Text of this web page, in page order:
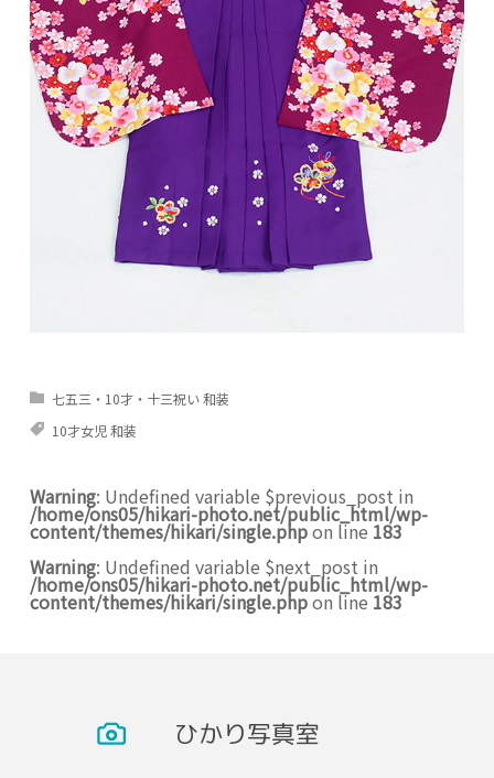
七五三・10才・十三祝い 和装
10才女児 和装
Warning: Undefined variable $previous_post in
/home/ons05/hikari-photo.net/public_html/wp-
content/themes/hikari/single.phpon line 183
Warning: Undefined variable $next_post in
/home/ons05/hikari-photo.net/public_html/wp-
content/themes/hikari/single.phpon line 183
ひかり写真室